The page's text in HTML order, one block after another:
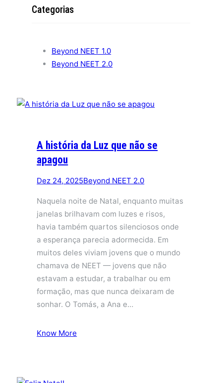
Categorias
Beyond NEET 1.0
Beyond NEET 2.0
A história da Luz que não se
apagou
Dez 24, 2025Beyond NEET 2.0
Naquela noite de Natal, enquanto muitas
janelas brilhavam com luzes e risos,
havia também quartos silenciosos onde
a esperança parecia adormecida. Em
muitos deles viviam jovens que o mundo
chamava de NEET — jovens que não
estavam a estudar, a trabalhar ou em
formação, mas que nunca deixaram de
sonhar. O Tomás, a Ana e…
Know More